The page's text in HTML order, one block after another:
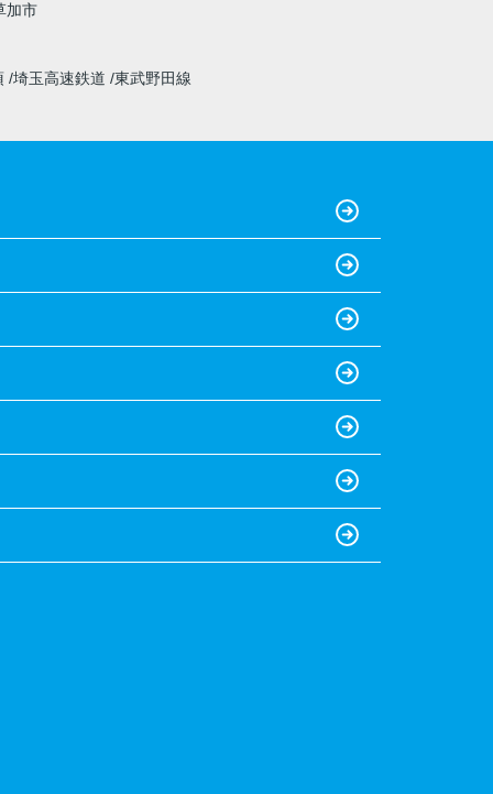
加市
埼玉高速鉄道 東武野田線